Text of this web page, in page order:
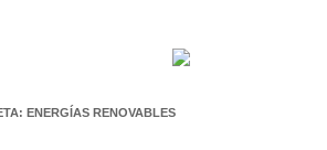
ENERGÍAS RENOVABLES